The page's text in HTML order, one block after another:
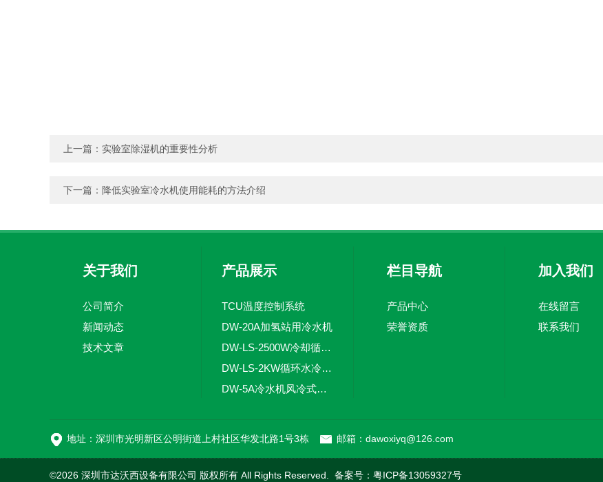
上一篇： 实验室除湿机的重要性分析
下一篇： 降低实验室冷水机使用能耗的方法介绍
关于我们
公司简介
新闻动态
技术文章
产品展示
TCU温度控制系统
DW-20A加氢站用冷水机
DW-LS-2500W冷却循环水系统
DW-LS-2KW循环水冷却系统
DW-5A冷水机风冷式冷水机
栏目导航
产品中心
荣誉资质
加入我们
在线留言
联系我们
地址：深圳市光明新区公明街道上村社区华发北路1号3栋 邮箱：dawoxiyq@126.com
©2026 深圳市达沃西设备有限公司 版权所有 All Rights Reserved. 备案号： 粤ICP备13059327号